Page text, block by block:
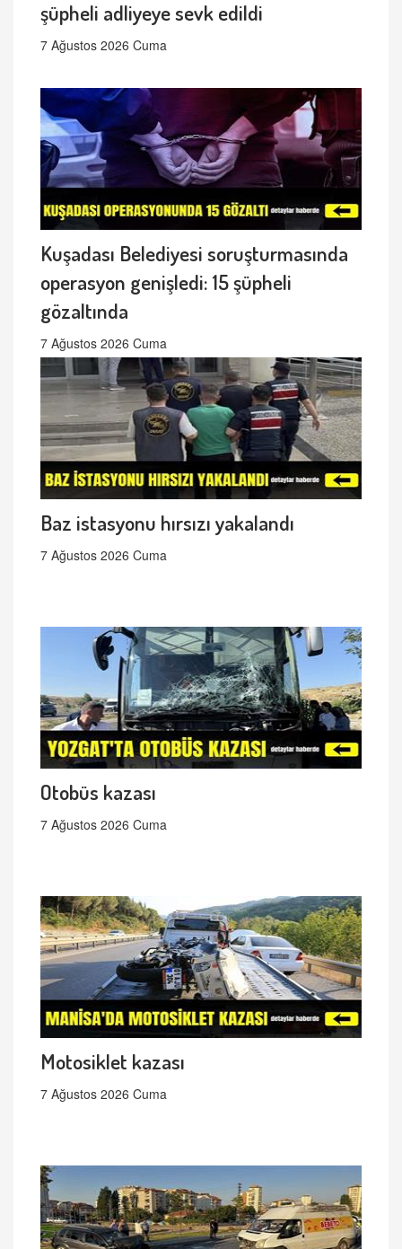
şüpheli adliyeye sevk edildi
7 Ağustos 2026 Cuma
Kuşadası Belediyesi soruşturmasında
operasyon genişledi: 15 şüpheli
gözaltında
7 Ağustos 2026 Cuma
Baz istasyonu hırsızı yakalandı
7 Ağustos 2026 Cuma
Otobüs kazası
7 Ağustos 2026 Cuma
Motosiklet kazası
7 Ağustos 2026 Cuma